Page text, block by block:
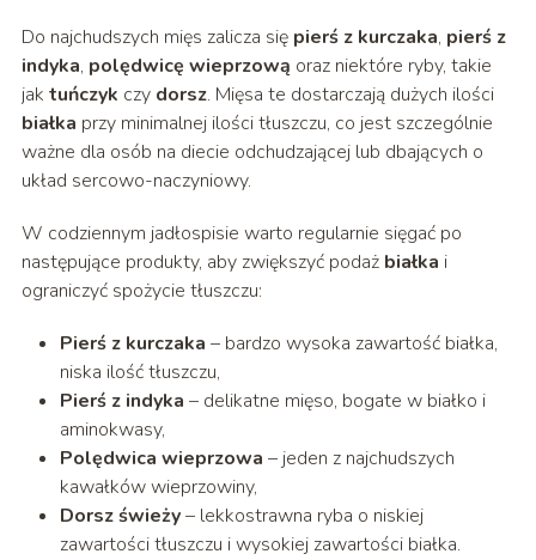
Do najchudszych mięs zalicza się pierś z kurczaka, pierś z
indyka, polędwicę wieprzową oraz niektóre ryby, takie
jak tuńczyk czy dorsz. Mięsa te dostarczają dużych ilości
białka przy minimalnej ilości tłuszczu, co jest szczególnie
ważne dla osób na diecie odchudzającej lub dbających o
układ sercowo-naczyniowy.
W codziennym jadłospisie warto regularnie sięgać po
następujące produkty, aby zwiększyć podaż białka i
ograniczyć spożycie tłuszczu:
Pierś z kurczaka – bardzo wysoka zawartość białka,
niska ilość tłuszczu,
Pierś z indyka – delikatne mięso, bogate w białko i
aminokwasy,
Polędwica wieprzowa – jeden z najchudszych
kawałków wieprzowiny,
Dorsz świeży– lekkostrawna ryba o niskiej
zawartości tłuszczu i wysokiej zawartości białka.